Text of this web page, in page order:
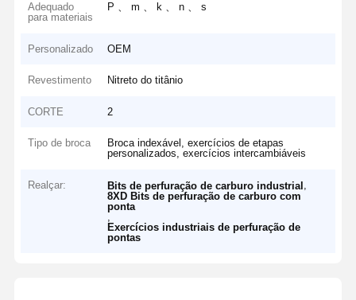
Adequado
para materiais
P 、 m 、 k 、 n 、 s
Personalizado OEM
Revestimento Nitreto do titânio
CORTE 2
Tipo de broca
Broca indexável, exercícios de etapas
personalizados, exercícios intercambiáveis
Realçar: Bits de perfuração de carburo industrial
8XD Bits de perfuração de carburo com
ponta
Exercícios industriais de perfuração de
pontas